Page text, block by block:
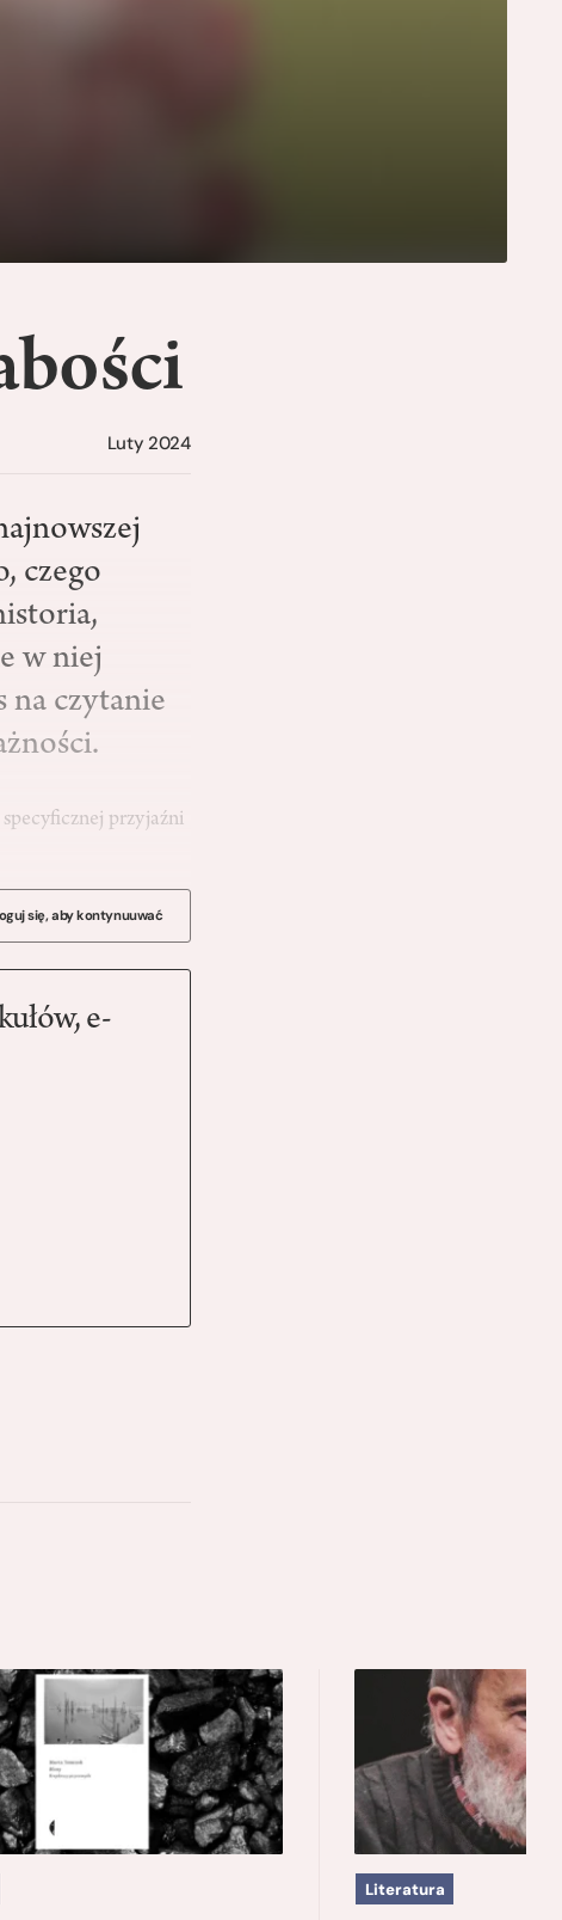
Luty 2024
czego
w niej
na czytanie
przyjaźni
się, aby kontynuuwać
e-
Literatura